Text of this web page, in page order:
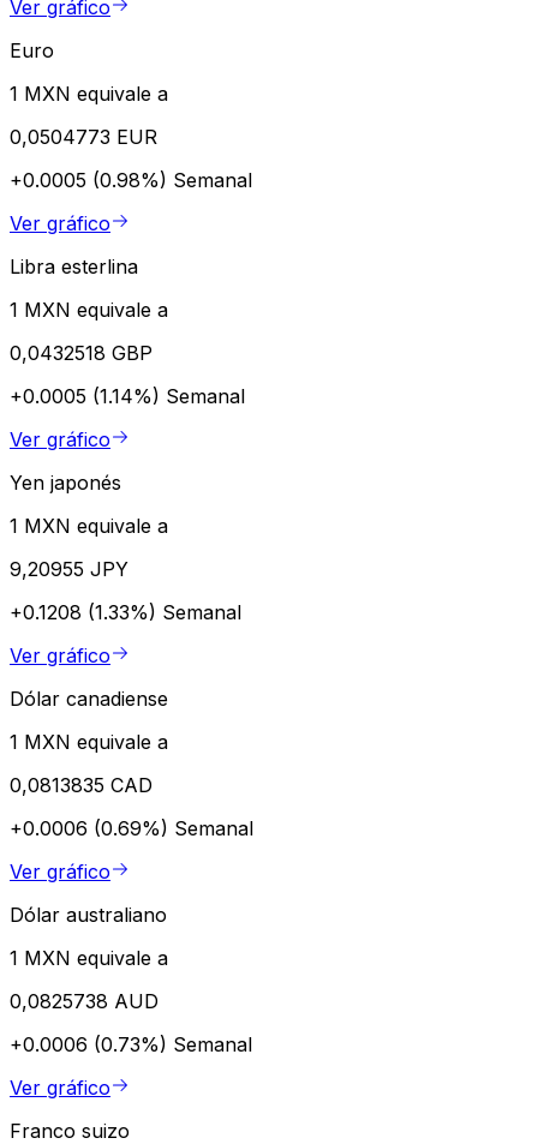
Ver gráfico
Euro
1 MXN equivale a
0,0504773 EUR
+0.0005 (0.98%) Semanal
Ver gráfico
Libra esterlina
1 MXN equivale a
0,0432518 GBP
+0.0005 (1.14%) Semanal
Ver gráfico
Yen japonés
1 MXN equivale a
9,20955 JPY
+0.1208 (1.33%) Semanal
Ver gráfico
Dólar canadiense
1 MXN equivale a
0,0813835 CAD
+0.0006 (0.69%) Semanal
Ver gráfico
Dólar australiano
1 MXN equivale a
0,0825738 AUD
+0.0006 (0.73%) Semanal
Ver gráfico
Franco suizo